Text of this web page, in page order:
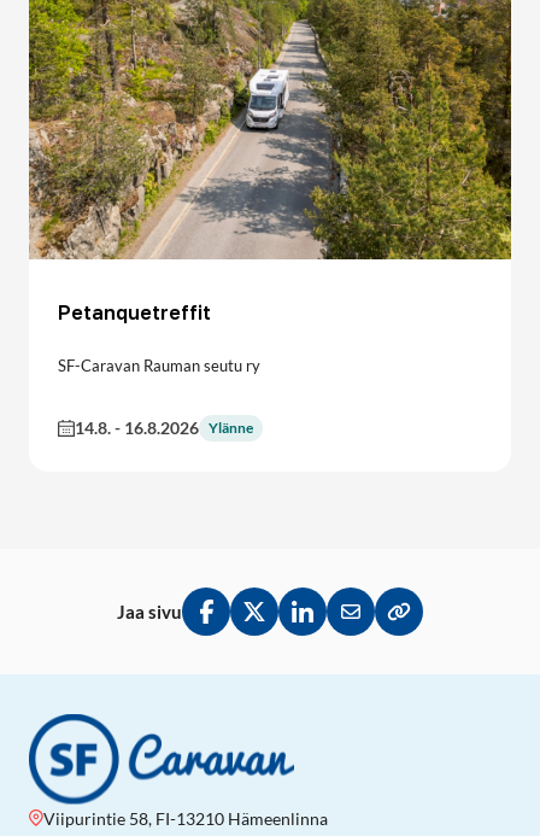
Petanquetreffit
SF-Caravan Rauman seutu ry
14.8.- 16.8.2026 Ylänne
Jaa sivu
Jaa Facebookissa
Jaa Twitterissä
Jaa LinkedInissä
Jaa sähköpostitse
Kopioi linkki
Viipurintie 58, FI-13210 Hämeenlinna